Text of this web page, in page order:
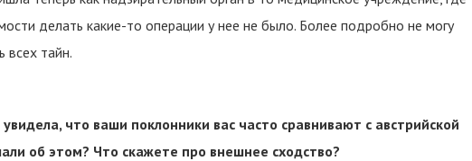
делать какие-то операции у нее не было. Более подробно не могу
всех тайн.
что ваши поклонники вас часто сравнивают с австрийской
об этом? Что скажете про внешнее сходство?